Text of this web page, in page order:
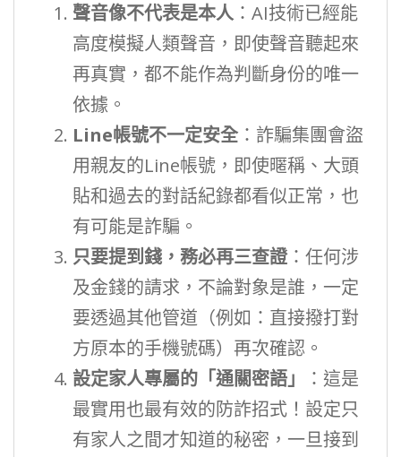
聲音像不代表是本人：AI技術已經能
高度模擬人類聲音，即使聲音聽起來
再真實，都不能作為判斷身份的唯一
依據。
Line帳號不一定安全 ：詐騙集團會盜
用親友的Line帳號，即使暱稱、大頭
貼和過去的對話紀錄都看似正常，也
有可能是詐騙。
只要提到錢，務必再三查證：任何涉
及金錢的請求，不論對象是誰，一定
要透過其他管道（例如：直接撥打對
方原本的手機號碼）再次確認。
設定家人專屬的「通關密語」
：這是
最實用也最有效的防詐招式！設定只
有家人之間才知道的秘密，一旦接到